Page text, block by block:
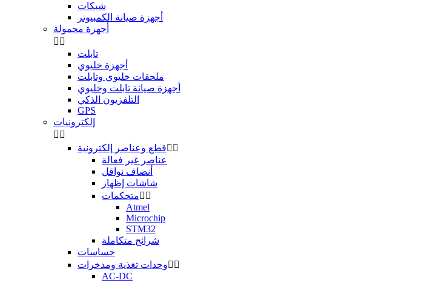
شبكات
أجهزة صيانة الكمبيوتر
أجهزة محمولة
 
تابلت
أجهزة خليوي
ملحقات خليوي وتابلت
أجهزة صيانة تابلت وخليوي
التلفزيون الذكي
GPS
إلكترونيات
 
قطع وعناصر إلكترونية 
عناصر غير فعالة
أنصاف نواقل
شاشات إظهار
متحكمات 
Atmel
Microchip
STM32
شرائح متكاملة
حساسات
وحدات تغذية ومدخرات 
AC-DC